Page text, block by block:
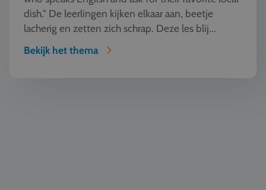
dish." De leerlingen kijken elkaar aan, beetje
lacherig en zetten zich schrap. Deze les blij...
Bekijk het thema